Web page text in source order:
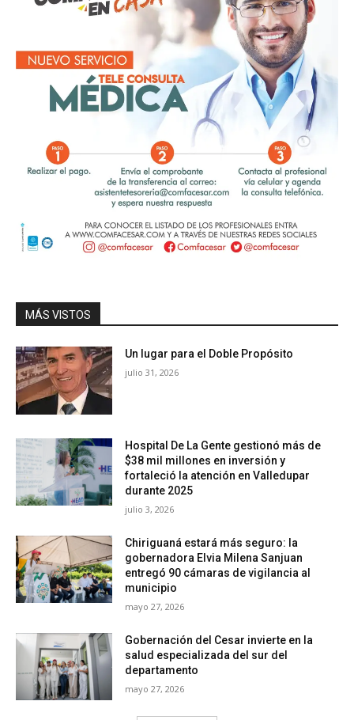
MÁS VISTOS
Un lugar para el Doble Propósito
julio 31, 2026
Hospital De La Gente gestionó más de
$38 mil millones en inversión y
fortaleció la atención en Valledupar
durante 2025
julio 3, 2026
Chiriguaná estará más seguro: la
gobernadora Elvia Milena Sanjuan
entregó 90 cámaras de vigilancia al
municipio
mayo 27, 2026
Gobernación del Cesar invierte en la
salud especializada del sur del
departamento
mayo 27, 2026